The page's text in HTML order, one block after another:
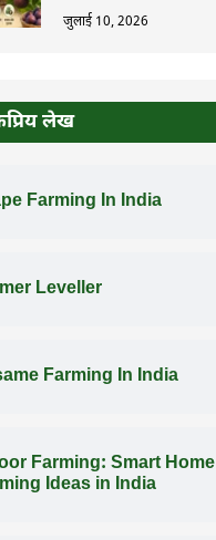
जुलाई 10, 2026
लेख
Farming In India
Leveller
Farming In India
Farming: Smart Home
Ideas in India